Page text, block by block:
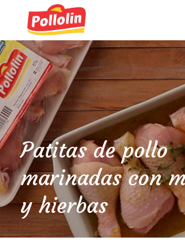
English
Patitas de pollo
marinadas con
y hierbas